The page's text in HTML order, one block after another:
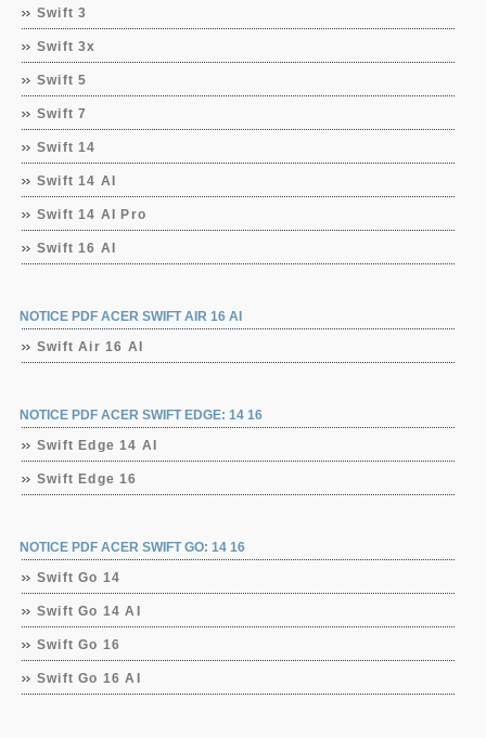
Swift 3
Swift 3x
Swift 5
Swift 7
Swift 14
Swift 14 AI
Swift 14 AI Pro
Swift 16 AI
NOTICE PDF ACER SWIFT AIR 16 AI
Swift Air 16 AI
NOTICE PDF ACER SWIFT EDGE: 14 16
Swift Edge 14 AI
Swift Edge 16
NOTICE PDF ACER SWIFT GO: 14 16
Swift Go 14
Swift Go 14 AI
Swift Go 16
Swift Go 16 AI